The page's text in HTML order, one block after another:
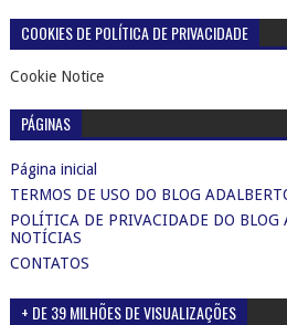
COOKIES DE POLÍTICA DE PRIVACIDADE
Cookie Notice
PÁGINAS
Página inicial
TERMOS DE USO DO BLOG
POLÍTICA DE PRIVACIDADE DO BLOG
NOTÍCIAS
CONTATOS
+ DE 39 MILHÕES DE VISUALIZAÇÕES